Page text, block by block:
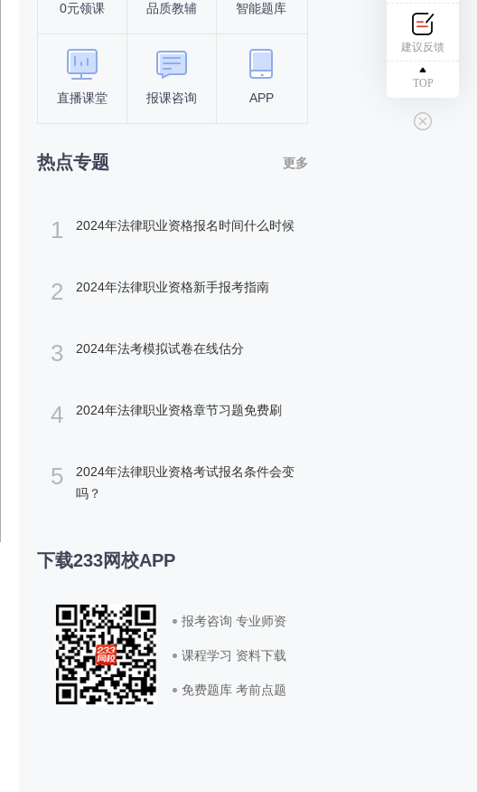
0元领课 品质教辅 智能题库
直播课堂 报课咨询 APP
考试时间
热点专题 更多
1 2024年法律职业资格报名时间什么时候
2 2024年法律职业资格新手报考指南
3 2024年法考模拟试卷在线估分
4 2024年法律职业资格章节习题免费刷
5
2024年法律职业资格考试报名条件会变
吗？
下载233网校APP
报考咨询 专业师资
课程学习 资料下载
免费题库 考前点题
建议反馈
TOP